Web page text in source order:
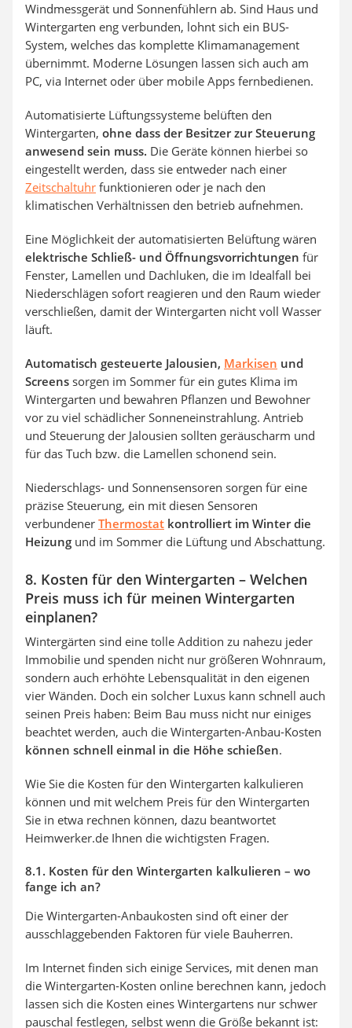
Windmessgerät und Sonnenfühlern ab. Sind Haus und
Wintergarten eng verbunden, lohnt sich ein BUS-
System, welches das komplette Klimamanagement
übernimmt. Moderne Lösungen lassen sich auch am
PC, via Internet oder über mobile Apps fernbedienen.
Automatisierte Lüftungssysteme belüften den
Wintergarten, ohne dass der Besitzer zur Steuerung
anwesend sein muss. Die Geräte können hierbei so
eingestellt werden, dass sie entweder nach einer
Zeitschaltuhr funktionieren oder je nach den
klimatischen Verhältnissen den betrieb aufnehmen.
Eine Möglichkeit der automatisierten Belüftung wären
elektrische Schließ- und Öffnungsvorrichtungen für
Fenster, Lamellen und Dachluken, die im Idealfall bei
Niederschlägen sofort reagieren und den Raum wieder
verschließen, damit der Wintergarten nicht voll Wasser
läuft.
Automatisch gesteuerte Jalousien, Markisen und
Screens sorgen im Sommer für ein gutes Klima im
Wintergarten und bewahren Pflanzen und Bewohner
vor zu viel schädlicher Sonneneinstrahlung. Antrieb
und Steuerung der Jalousien sollten geräuscharm und
für das Tuch bzw. die Lamellen schonend sein.
Niederschlags- und Sonnensensoren sorgen für eine
präzise Steuerung, ein mit diesen Sensoren
verbundener Thermostat kontrolliert im Winter die
Heizung und im Sommer die Lüftung und Abschattung.
8. Kosten für den Wintergarten – Welchen
Preis muss ich für meinen Wintergarten
einplanen?
Wintergärten sind eine tolle Addition zu nahezu jeder
Immobilie und spenden nicht nur größeren Wohnraum,
sondern auch erhöhte Lebensqualität in den eigenen
vier Wänden. Doch ein solcher Luxus kann schnell auch
seinen Preis haben: Beim Bau muss nicht nur einiges
beachtet werden, auch die Wintergarten-Anbau-Kosten
können schnell einmal in die Höhe schießen.
Wie Sie die Kosten für den Wintergarten kalkulieren
können und mit welchem Preis für den Wintergarten
Sie in etwa rechnen können, dazu beantwortet
Heimwerker.de Ihnen die wichtigsten Fragen.
8.1. Kosten für den Wintergarten kalkulieren – wo
fange ich an?
Die Wintergarten-Anbaukosten sind oft einer der
ausschlaggebenden Faktoren für viele Bauherren.
Im Internet finden sich einige Services, mit denen man
die Wintergarten-Kosten online berechnen kann, jedoch
lassen sich die Kosten eines Wintergartens nur schwer
pauschal festlegen, selbst wenn die Größe bekannt ist: